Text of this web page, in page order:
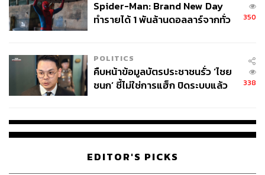
Spider-Man: Brand New Day
ทำรายได้ 1 พันล้านดอลลาร์จากทั่ว
350
POLITICS
คืบหน้าข้อมูลบัตรประชาชนรั่ว ‘ไชย
ชนก’ ชี้ไม่ใช่การแฮ็ก ปิดระบบแล้ว
338
EDITOR'S PICKS